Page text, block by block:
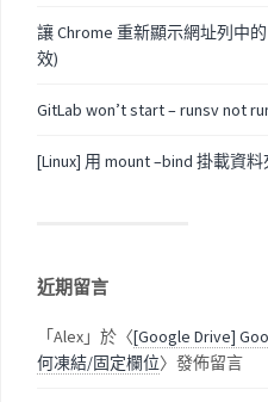
讓 Chrome 重新顯示網址列中
效)
GitLab won’t start – runsv not
[Linux] 用 mount –bind 掛載資
近期留言
「Alex」於〈[Google Drive]
何凍結/固定欄位〉發佈留言